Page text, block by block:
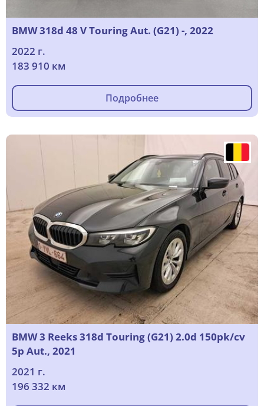
BMW 318d 48 V Touring Aut. (G21) -, 2022
2022 г.
183 910 км
Подробнее
BMW 3 Reeks 318d Touring (G21) 2.0d 150pk/cv
5p Aut., 2021
2021 г.
196 332 км